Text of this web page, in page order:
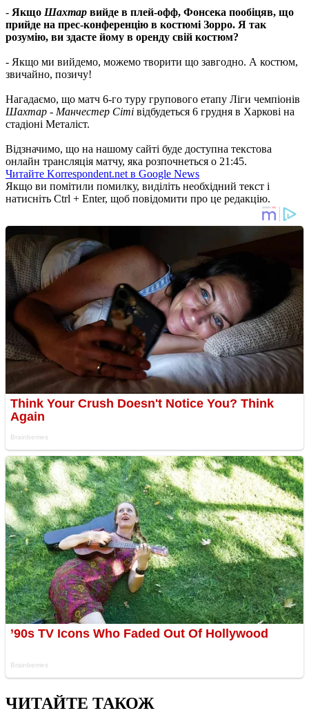
- Якщо Шахтар вийде в плей-офф, Фонсека пообіцяв, що
прийде на прес-конференцію в костюмі Зорро. Я так
розумію, ви здасте йому в оренду свій костюм?
- Якщо ми вийдемо, можемо творити що завгодно. А костюм,
звичайно, позичу!
Нагадаємо, що матч 6-го туру групового етапу Ліги чемпіонів
Шахтар - Манчестер Сіті відбудеться 6 грудня в Харкові на
стадіоні Металіст.
Відзначимо, що на нашому сайті буде доступна текстова
онлайн трансляція матчу, яка розпочнеться о 21:45.
Читайте Korrespondent.net в Google News
Якщо ви помітили помилку, виділіть необхідний текст і
натисніть Ctrl + Enter, щоб повідомити про це редакцію.
ЧИТАЙТЕ ТАКОЖ